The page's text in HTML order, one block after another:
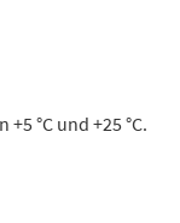
°C und +25 °C.